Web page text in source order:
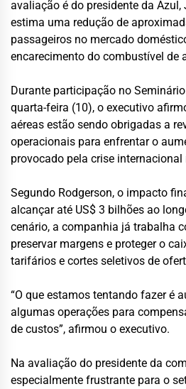
avaliação é do presidente da Azul,
estima uma redução de
passageiros no mercado
encarecimento do combustível de
Durante participação no
quarta-feira (10), o executivo
aéreas estão sendo obrigadas a
operacionais para enfrentar o
provocado pela crise internacional
Segundo Rodgerson, o impacto
alcançar até US$ 3 bilhões ao
cenário, a companhia já trabalha
preservar margens e proteger o
tarifários e cortes seletivos de
“O que estamos tentando fazer é
algumas operações para
de custos”, afirmou o executivo.
Na avaliação do presidente da
especialmente frustrante para o